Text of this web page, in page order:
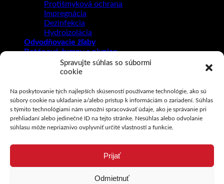
Spravujte súhlas so súbormi
cookie
Na poskytovanie tých najlepších skúseností používame technológie, ako sú
súbory cookie na ukladanie a/alebo prístup k informáciám o zariadení. Súhlas
s týmito technológiami nám umožní spracovávať údaje, ako je správanie pri
prehliadaní alebo jedinečné ID na tejto stránke. Nesúhlas alebo odvolanie
súhlasu môže nepriaznivo ovplyvniť určité vlastnosti a funkcie.
Prijať
Odmietnuť
Protišmyková ochrana
Impregnácia
Dezinfekcia
Hydroizolácia
Odvodňovacie žľaby
Betónové žumpy a pivnice
Betónové preklady
Prihlásenie
Prihlásenie
Používateľské meno alebo e-mailová adresa*Povinné
Prihlásiť